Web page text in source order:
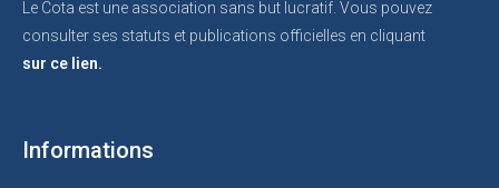
Le Cota est une association sans but lucratif. Vous pouvez
consulter ses statuts et publications officielles en cliquant
sur ce lien.
Informations